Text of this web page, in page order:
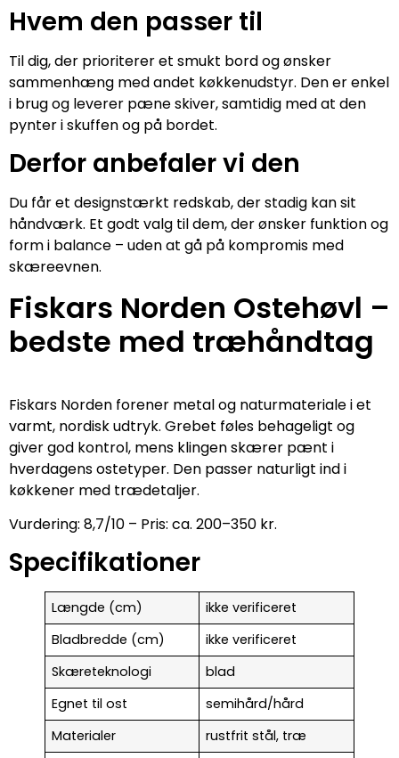
Hvem den passer til
Til dig, der prioriterer et smukt bord og ønsker
sammenhæng med andet køkkenudstyr. Den er enkel
i brug og leverer pæne skiver, samtidig med at den
pynter i skuffen og på bordet.
Derfor anbefaler vi den
Du får et designstærkt redskab, der stadig kan sit
håndværk. Et godt valg til dem, der ønsker funktion og
form i balance – uden at gå på kompromis med
skæreevnen.
Fiskars Norden Ostehøvl –
bedste med træhåndtag
Fiskars Norden forener metal og naturmateriale i et
varmt, nordisk udtryk. Grebet føles behageligt og
giver god kontrol, mens klingen skærer pænt i
hverdagens ostetyper. Den passer naturligt ind i
køkkener med trædetaljer.
Vurdering: 8,7/10 – Pris: ca. 200–350 kr.
Specifikationer
Længde (cm)
ikke verificeret
Bladbredde (cm)
ikke verificeret
Skæreteknologi
blad
Egnet til ost
semihård/hård
Materialer
rustfrit stål, træ